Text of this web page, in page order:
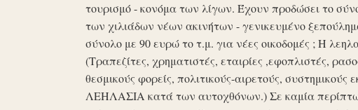
τουρισμό - κονόμα των λίγων. Έχουν προδώσει το
των χιλιάδων νέων ακινήτων - γενικευμένο
σύνολο με 90 ευρώ το τ.μ. για νέες οικοδομές ; Η
(Τραπεζίτες, χρηματιστές, εταιρίες ,εφοπλιστές,
θεσμικούς φορείς, πολιτικούς-αιρετούς, συστημικούς
ΛΕΗΛΑΣΙΑ κατά των αυτοχθόνων.) Σε καμία